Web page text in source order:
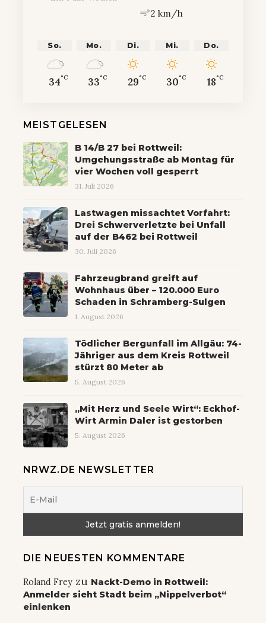
2 km/h
So.
34°C
Mo.
33°C
Di.
29°C
Mi.
30°C
Do.
18°C
MEISTGELESEN
B 14/B 27 bei Rottweil:
Umgehungsstraße ab Montag für
vier Wochen voll gesperrt
31. Juli 2026
Lastwagen missachtet Vorfahrt:
Drei Schwerverletzte bei Unfall
auf der B462 bei Rottweil
30. Juli 2026
Fahrzeugbrand greift auf
Wohnhaus über – 120.000 Euro
Schaden in Schramberg-Sulgen
1. August 2026
Tödlicher Bergunfall im Allgäu: 74-
Jähriger aus dem Kreis Rottweil
stürzt 80 Meter ab
5. August 2026
„Mit Herz und Seele Wirt“: Eckhof-
Wirt Armin Daler ist gestorben
5. August 2026
NRWZ.DE NEWSLETTER
DIE NEUESTEN KOMMENTARE
Roland Frey zu Nackt-Demo in Rottweil:
Anmelder sieht Stadt beim „Nippelverbot“
einlenken